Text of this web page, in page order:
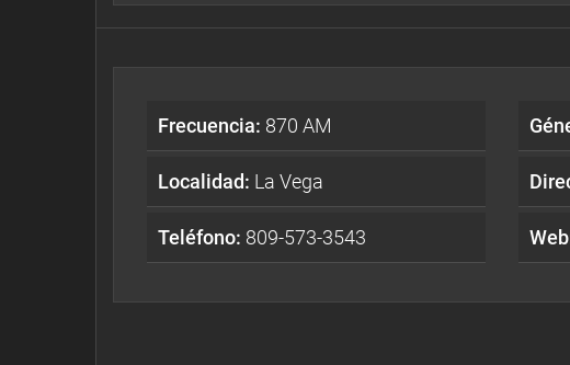
Frecuencia: 870 AM
Localidad: La Vega
Teléfono: 809-573-3543